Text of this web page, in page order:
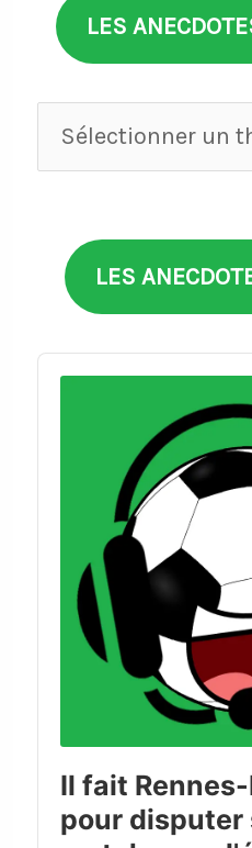
LES
Anecdotes
par
LES
Audio
Player
Il fait
pour disputer